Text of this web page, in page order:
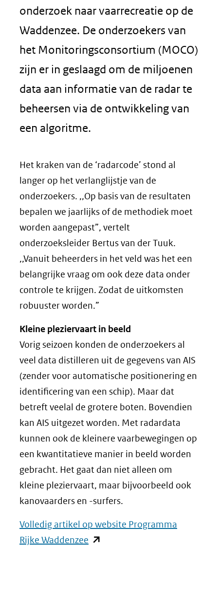
onderzoek naar vaarrecreatie op de
Waddenzee. De onderzoekers van
het Monitoringsconsortium (MOCO)
zijn er in geslaagd om de miljoenen
data aan informatie van de radar te
beheersen via de ontwikkeling van
een algoritme.
Het kraken van de ‘radarcode’ stond al
langer op het verlanglijstje van de
onderzoekers. ,,Op basis van de resultaten
bepalen we jaarlijks of de methodiek moet
worden aangepast”, vertelt
onderzoeksleider Bertus van der Tuuk.
,,Vanuit beheerders in het veld was het een
belangrijke vraag om ook deze data onder
controle te krijgen. Zodat de uitkomsten
robuuster worden.”
Kleine pleziervaart in beeld
Vorig seizoen konden de onderzoekers al
veel data distilleren uit de gegevens van AIS
(zender voor automatische positionering en
identificering van een schip). Maar dat
betreft veelal de grotere boten. Bovendien
kan AIS uitgezet worden. Met radardata
kunnen ook de kleinere vaarbewegingen op
een kwantitatieve manier in beeld worden
gebracht. Het gaat dan niet alleen om
kleine pleziervaart, maar bijvoorbeeld ook
kanovaarders en -surfers.
Volledig artikel op website Programma
Rijke Waddenzee (opent